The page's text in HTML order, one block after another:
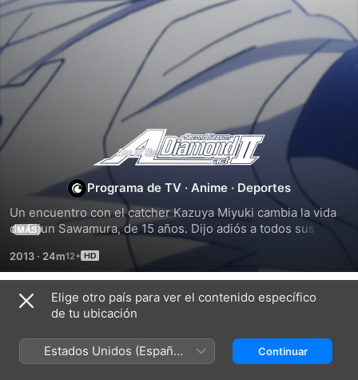
Ace
of
the
Diamond
Programa de TV · Anime · Deportes
Un encuentro con el catcher Kazuya Miyuki cambia la vida
de Eijun Sawamura, de 15 años. Dijo adiós a todos sus
amigos y tocó en la puerta de Seidou, una escuela cuyo
béisbol tiene un gran prestigio, con la intención de probar
su propia fuerza. Allí conocerá a grandes jugadores
prodigio que se apuestan todo en el deporte. Béisbol,
amistad y superación en una serie que no deja indiferente.
MÁS
2013 · 24m
Temporada 1
Elige otro país para ver el contenido específico
de tu ubicación
Estados Unidos (Español
México)
Continuar